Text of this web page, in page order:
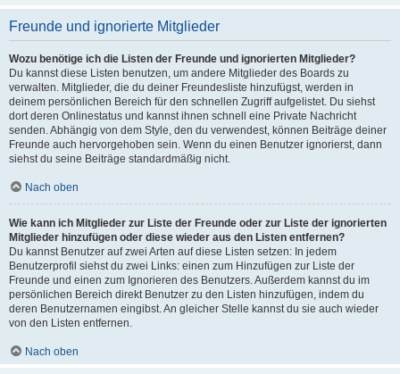
Freunde und ignorierte Mitglieder
Wozu benötige ich die Listen der Freunde und ignorierten Mitglieder?
Du kannst diese Listen benutzen, um andere Mitglieder des Boards zu
verwalten. Mitglieder, die du deiner Freundesliste hinzufügst, werden in
deinem persönlichen Bereich für den schnellen Zugriff aufgelistet. Du siehst
dort deren Onlinestatus und kannst ihnen schnell eine Private Nachricht
senden. Abhängig von dem Style, den du verwendest, können Beiträge deiner
Freunde auch hervorgehoben sein. Wenn du einen Benutzer ignorierst, dann
siehst du seine Beiträge standardmäßig nicht.
Nach oben
Wie kann ich Mitglieder zur Liste der Freunde oder zur Liste der ignorierten
Mitglieder hinzufügen oder diese wieder aus den Listen entfernen?
Du kannst Benutzer auf zwei Arten auf diese Listen setzen: In jedem
Benutzerprofil siehst du zwei Links: einen zum Hinzufügen zur Liste der
Freunde und einen zum Ignorieren des Benutzers. Außerdem kannst du im
persönlichen Bereich direkt Benutzer zu den Listen hinzufügen, indem du
deren Benutzernamen eingibst. An gleicher Stelle kannst du sie auch wieder
von den Listen entfernen.
Nach oben